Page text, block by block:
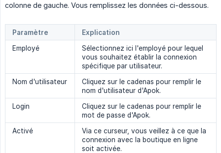
colonne de gauche. Vous remplissez les données ci-dessous.
Paramètre
Explication
Employé
Sélectionnez ici l'employé pour lequel
vous souhaitez établir la connexion
spécifique par utilisateur.
Nom d'utilisateur
Cliquez sur le cadenas pour remplir le
nom d'utilisateur d'Apok.
Login
Cliquez sur le cadenas pour remplir le
mot de passe d'Apok.
Activé
Via ce curseur, vous veillez à ce que la
connexion avec la boutique en ligne
soit activée.